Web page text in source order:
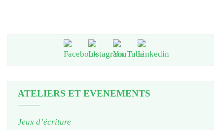
ATELIERS ET EVENEMENTS
Jeux d’écriture